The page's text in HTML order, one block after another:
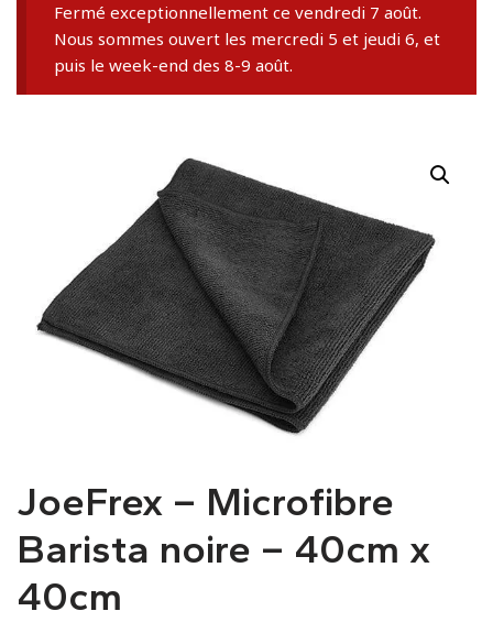
Fermé exceptionnellement ce vendredi 7 août.
Nous sommes ouvert les mercredi 5 et jeudi 6, et
puis le week-end des 8-9 août.
JoeFrex – Microfibre
Barista noire – 40cm x
40cm